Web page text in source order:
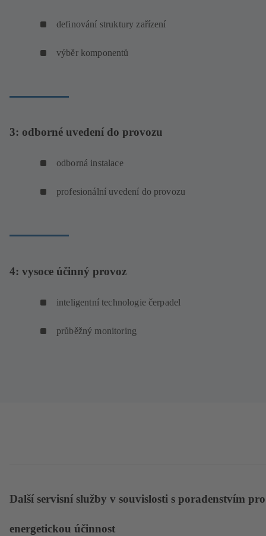
definování struktury zařízení
výběr komponentů
3: odborné uvedení do provozu
odborná instalace
profesionální uvedení do provozu
4: vysoce účinný provoz
inteligentní technologie čerpadel
průběžný monitoring
Další servisní služby v souvislosti s poradenstvím pro
energetickou účinnost